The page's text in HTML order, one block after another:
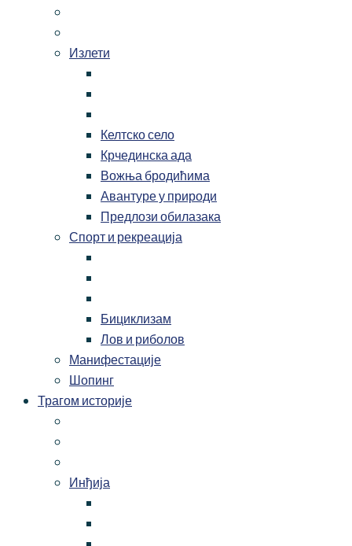
Излети
Келтско село
Крчединска ада
Вожња бродићима
Авантуре у природи
Предлози обилазака
Спорт и рекреација
Бициклизам
Лов и риболов
Манифестације
Шопинг
Трагом историје
Инђија